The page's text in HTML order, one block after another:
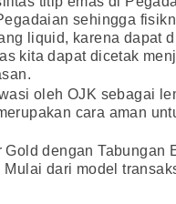
sehingga
liquid, karena dapat
kita dapat dicetak
oleh OJK sebagai
cara aman
dengan Tabungan
dari model